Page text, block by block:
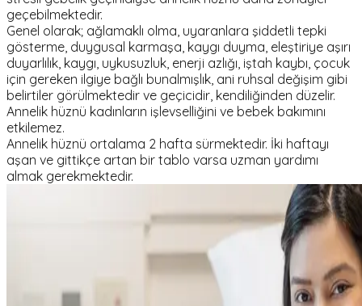
geçebilmektedir.
Genel olarak; ağlamaklı olma, uyaranlara şiddetli tepki
gösterme, duygusal karmaşa, kaygı duyma, eleştiriye aşırı
duyarlılık, kaygı, uykusuzluk, enerji azlığı, iştah kaybı, çocuk
için gereken ilgiye bağlı bunalmışlık, ani ruhsal değişim gibi
belirtiler görülmektedir ve geçicidir, kendiliğinden düzelir.
Annelik hüznü kadınların işlevselliğini ve bebek bakımını
etkilemez.
Annelik hüznü ortalama 2 hafta sürmektedir. İki haftayı
aşan ve gittikçe artan bir tablo varsa uzman yardımı
almak gerekmektedir.